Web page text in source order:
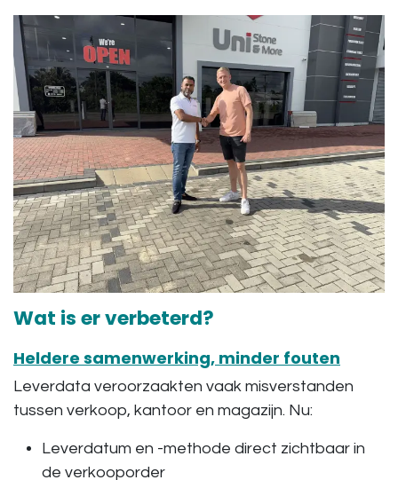
Wat is er verbeterd?
Heldere samenwerking, minder fouten
Leverdata veroorzaakten vaak misverstanden
tussen verkoop, kantoor en magazijn. Nu:
Leverdatum en -methode direct zichtbaar in
de verkooporder